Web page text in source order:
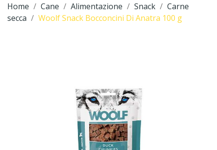
Home Cane Alimentazione Snack
Carne
secca
Woolf Snack Bocconcini Di Anatra 100 g